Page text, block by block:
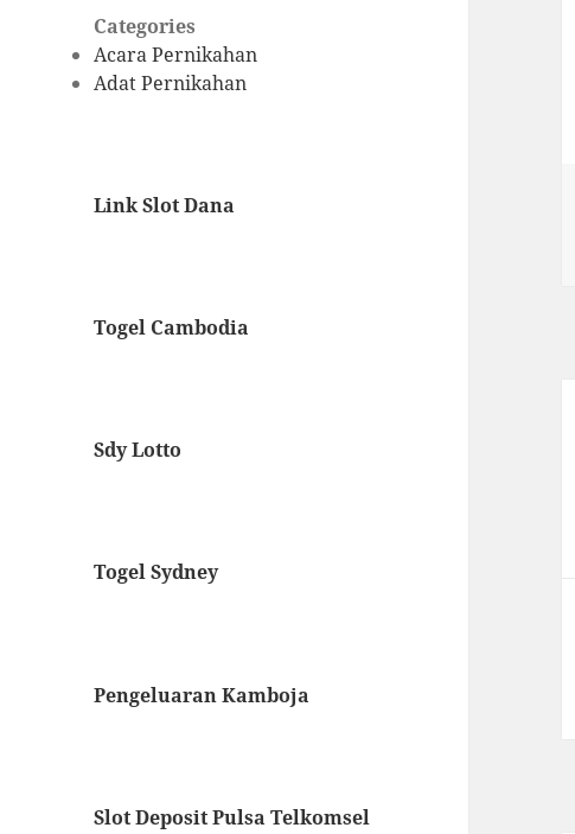
Categories
Acara Pernikahan
Adat Pernikahan
Link Slot Dana
Togel Cambodia
Sdy Lotto
Togel Sydney
Pengeluaran Kamboja
Slot Deposit Pulsa Telkomsel